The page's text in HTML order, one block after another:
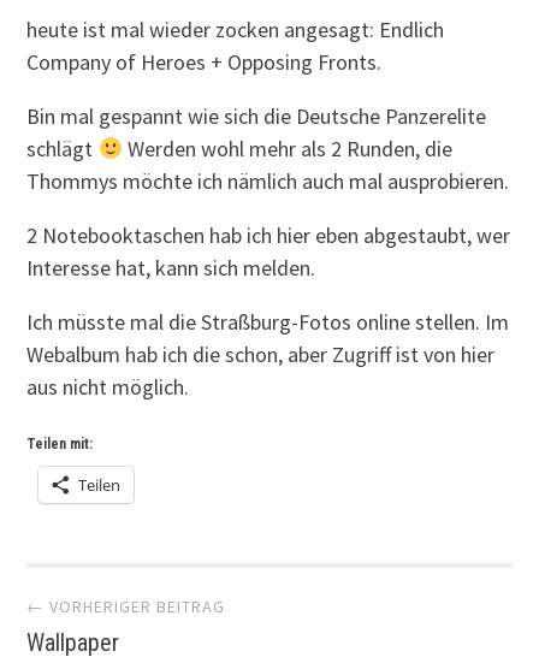
heute ist mal wieder zocken angesagt: Endlich
Company of Heroes + Opposing Fronts.
Bin mal gespannt wie sich die Deutsche Panzerelite
schlägt
Werden wohl mehr als 2 Runden, die
Thommys möchte ich nämlich auch mal ausprobieren.
2 Notebooktaschen hab ich hier eben abgestaubt, wer
Interesse hat, kann sich melden.
Ich müsste mal die Straßburg-Fotos online stellen. Im
Webalbum hab ich die schon, aber Zugriff ist von hier
aus nicht möglich.
Teilen mit:
Teilen
Artikel-
← VORHERIGER BEITRAG
Wallpaper